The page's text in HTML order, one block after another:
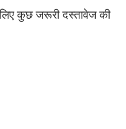
कुछ जरूरी दस्तावेज की